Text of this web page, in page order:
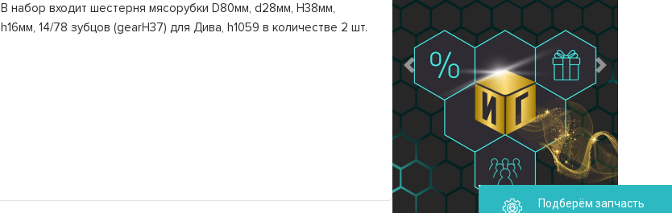
В набор входит шестерня мясорубки D80мм, d28мм, H38мм,
h16мм, 14/78 зубцов (gearH37) для Дива, h1059 в количестве 2 шт.
Предыдущий Следующий
Подберём запчасть